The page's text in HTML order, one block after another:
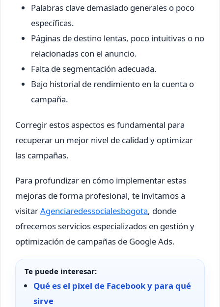
Palabras clave demasiado generales o poco
específicas.
Páginas de destino lentas, poco intuitivas o no
relacionadas con el anuncio.
Falta de segmentación adecuada.
Bajo historial de rendimiento en la cuenta o
campaña.
Corregir estos aspectos es fundamental para
recuperar un mejor nivel de calidad y optimizar
las campañas.
Para profundizar en cómo implementar estas
mejoras de forma profesional, te invitamos a
visitarAgenciaredessocialesbogota, donde
ofrecemos servicios especializados en gestión y
optimización de campañas de Google Ads.
Te puede interesar:
Qué es el pixel de Facebook y para qué
sirve